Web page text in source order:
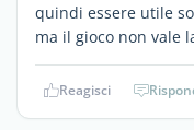
quindi essere utile
ma il gioco non vale
Reagisci